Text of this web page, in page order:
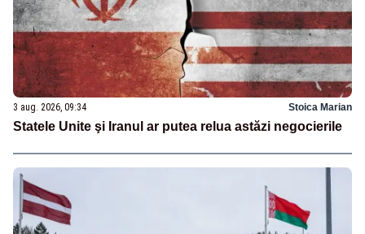
3 aug. 2026, 09:34 Stoica Marian
Statele Unite şi Iranul ar putea relua astăzi negocierile